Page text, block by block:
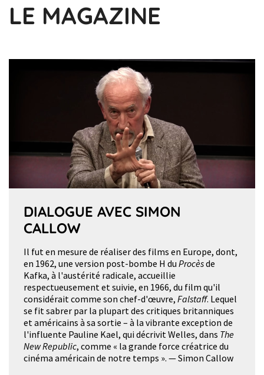
LE MAGAZINE
DIALOGUE AVEC SIMON
CALLOW
Il fut en mesure de réaliser des films en Europe, dont,
en 1962, une version post-bombe H du Procèsde
Kafka, à l'austérité radicale, accueillie
respectueusement et suivie, en 1966, du film qu'il
considérait comme son chef-d'œuvre, Falstaff. Lequel
se fit sabrer par la plupart des critiques britanniques
et américains à sa sortie – à la vibrante exception de
l'influente Pauline Kael, qui décrivit Welles, dans The
New Republic, comme « la grande force créatrice du
cinéma américain de notre temps ». — Simon Callow